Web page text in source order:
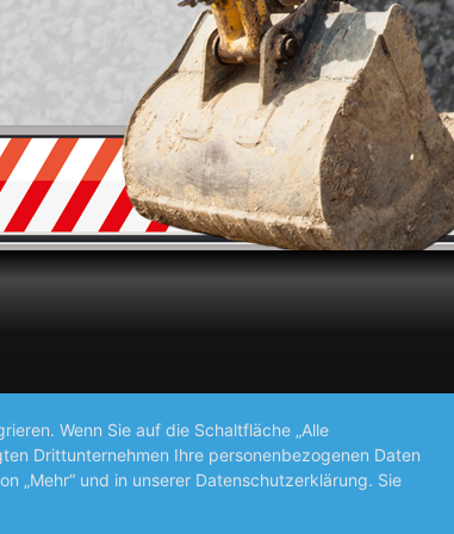
Wenn Sie auf die Schaltfläche „Alle
Drittunternehmen Ihre personenbezogenen Daten
„Mehr“ und in unserer Datenschutzerklärung. Sie